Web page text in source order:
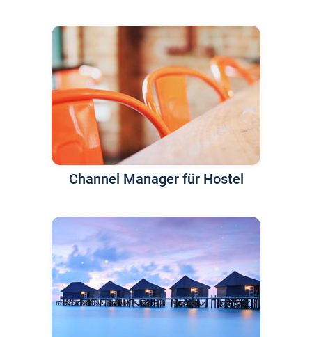
Channel Manager für Hostel